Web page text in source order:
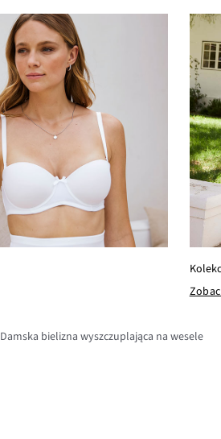
Damska bielizna wyszczuplająca na wesele